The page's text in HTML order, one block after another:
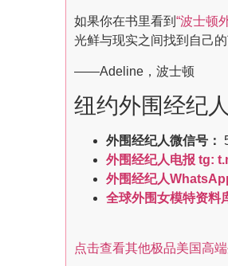
如果你在书里看到 “波士顿
光鲜与现实之间找到自己
——Adeline，波士顿
纽约外围经纪
外围经纪人微信号：
外围经纪人电报 tg:
外围经纪人
全球外围女模特资料
点击查看其他极品美国高